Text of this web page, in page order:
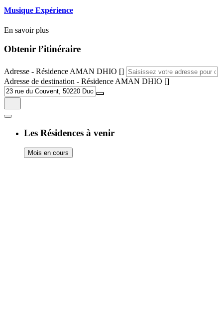
Musique Expérience
En savoir plus
Obtenir l’itinéraire
Adresse - Résidence AMAN DHIO []
Adresse de destination - Résidence AMAN DHIO []
Les Résidences à venir
Mois en cours